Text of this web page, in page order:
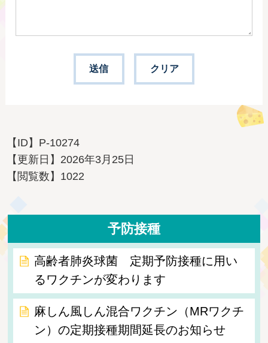
【ID】 P-10274
【更新日】 2026年3月25日
【閲覧数】 1022
予防接種
高齢者肺炎球菌 定期予防接種に用い
るワクチンが変わります
麻しん風しん混合ワクチン（MRワクチ
ン）の定期接種期間延長のお知らせ